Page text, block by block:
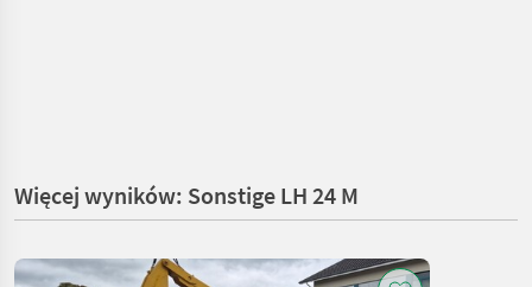
Więcej wyników: Sonstige LH 24 M